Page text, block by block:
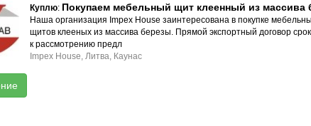
Куплю: Покупаем мебельный щит клеенный из массива
Наша организация Impex House заинтересована в покупке
щитов клееных из массива березы. Прямой экспортный договор
к рассмотрению предл
Impex House, Литва, Каунас